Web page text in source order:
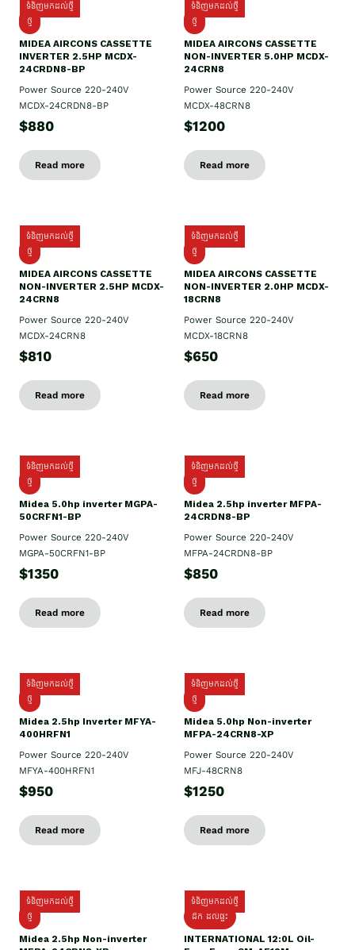
ទំនិញមកដល់ថ្មី
ថ្មី
MIDEA AIRCONS CASSETTE
INVERTER 2.5HP MCDX-
24CRDN8-BP
Power Source 220-240V
MCDX-24CRDN8-BP
$880
Read more
ទំនិញមកដល់ថ្មី
ថ្មី
MIDEA AIRCONS CASSETTE
NON-INVERTER 5.0HP MCDX-
24CRN8
Power Source 220-240V
MCDX-48CRN8
$1200
Read more
ទំនិញមកដល់ថ្មី
ថ្មី
MIDEA AIRCONS CASSETTE
NON-INVERTER 2.5HP MCDX-
24CRN8
Power Source 220-240V
MCDX-24CRN8
$810
Read more
ទំនិញមកដល់ថ្មី
ថ្មី
MIDEA AIRCONS CASSETTE
NON-INVERTER 2.0HP MCDX-
18CRN8
Power Source 220-240V
MCDX-18CRN8
$650
Read more
ទំនិញមកដល់ថ្មី
ថ្មី
Midea 5.0hp inverter MGPA-
50CRFN1-BP
Power Source 220-240V
MGPA-50CRFN1-BP
$1350
Read more
ទំនិញមកដល់ថ្មី
ថ្មី
Midea 2.5hp​ inverter MFPA-
24CRDN8-BP
Power Source 220-240V
MFPA-24CRDN8-BP
$850
Read more
ទំនិញមកដល់ថ្មី
ថ្មី
Midea 2.5hp Inverter MFYA-
400HRFN1
Power Source 220-240V
MFYA-400HRFN1
$950
Read more
ទំនិញមកដល់ថ្មី
ថ្មី
Midea 5.0hp Non-inverter
MFPA-24CRN8-XP
Power Source 220-240V
MFJ-48CRN8
$1250
Read more
ទំនិញមកដល់ថ្មី
ថ្មី
Midea 2.5hp Non-inverter
ទំនិញមកដល់ថ្មី
ដឹក​ ដល់ផ្ទះ
INTERNATIONAL 12:0L Oil-